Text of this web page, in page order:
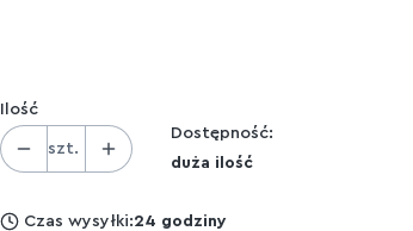
Ilość
szt.
Dostępność:
duża ilość
Czas wysyłki:24 godziny